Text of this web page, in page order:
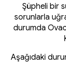
Şüpheli bir
sorunlarla
durumda
Aşağıdaki